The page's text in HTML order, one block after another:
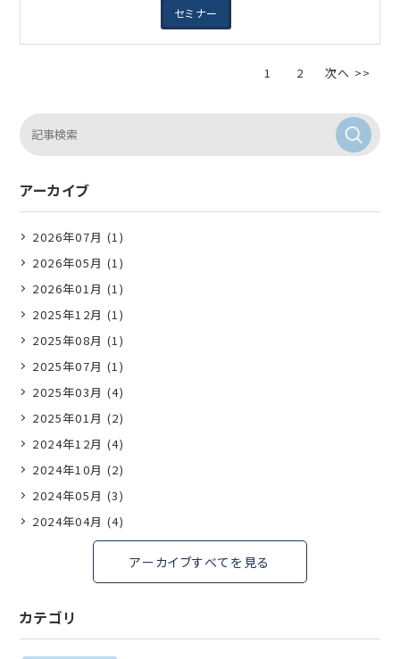
セミナー
1 2 次へ >>
アーカイブ
2026年07月 (1)
2026年05月 (1)
2026年01月 (1)
2025年12月 (1)
2025年08月 (1)
2025年07月 (1)
2025年03月 (4)
2025年01月 (2)
2024年12月 (4)
2024年10月 (2)
2024年05月 (3)
2024年04月 (4)
アーカイブすべてを見る
カテゴリ